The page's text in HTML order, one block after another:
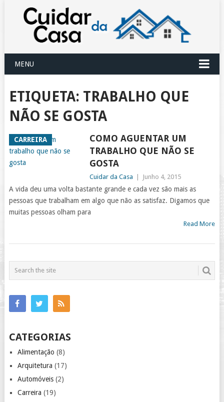
MENU
ETIQUETA: TRABALHO QUE
NÃO SE GOSTA
CARREIRA
COMO AGUENTAR UM
TRABALHO QUE NÃO SE
GOSTA
Cuidar da Casa Junho 4, 2015
A vida deu uma volta bastante grande e cada vez são mais as
pessoas que trabalham em algo que não as satisfaz. Digamos que
muitas pessoas olham para
Read More
CATEGORIAS
Alimentação (8)
Arquitetura (17)
Automóveis(2)
Carreira (19)